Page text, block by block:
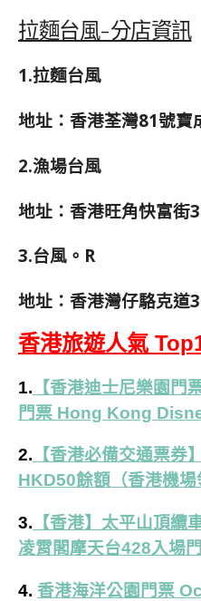
拉麵台風-分店資訊
1.拉麵台風
地址：香港荃灣81號寶
2.漁場台風
地址：香港旺角快富街
3.台風。R
地址：香港灣仔駱克道
香港旅遊人氣
1. 【香港迪士尼樂園門
門票 Hong Kong
2. 【香港必備交通票券
HKD50餘額（香港機場
3. 【香港】太平山頂纜
凌霄閣摩天台428入場
4. 香港海洋公園門票